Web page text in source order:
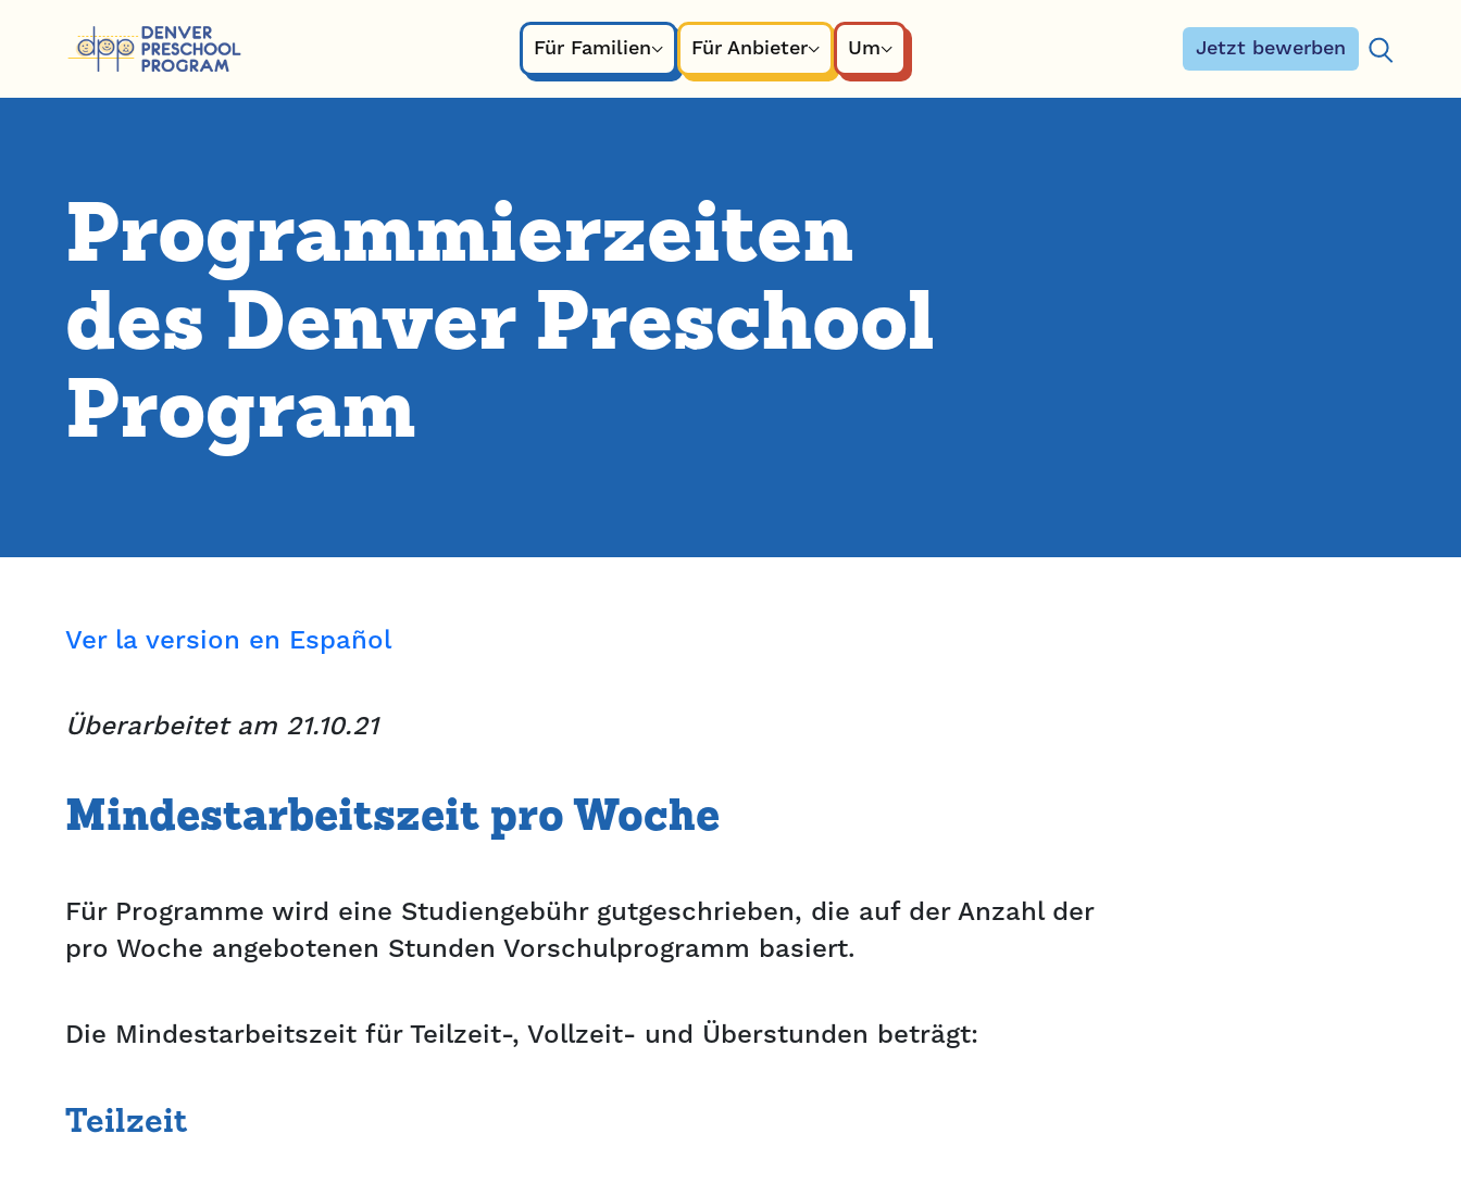
Für Familien
Für Anbieter Um Jetzt bewerben
Suchen
Programmierzeiten
des Denver Preschool
Program
Ver la version en Español
Überarbeitet am 21.10.21
Mindestarbeitszeit pro Woche
Für Programme wird eine Studiengebühr gutgeschrieben, die auf der Anzahl der
pro Woche angebotenen Stunden Vorschulprogramm basiert.
Die Mindestarbeitszeit für Teilzeit-, Vollzeit- und Überstunden beträgt:
Teilzeit